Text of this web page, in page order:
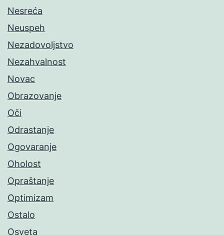
Nesreća
Neuspeh
Nezadovoljstvo
Nezahvalnost
Novac
Obrazovanje
Oči
Odrastanje
Ogovaranje
Oholost
Opraštanje
Optimizam
Ostalo
Osveta